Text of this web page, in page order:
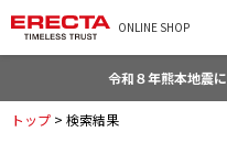
ONLINE SHOP
令和８年熊本地震
トップ > 検索結果